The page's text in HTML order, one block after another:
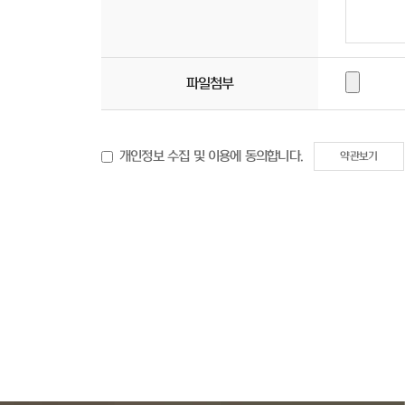
파일첨부
개인정보 수집 및 이용에 동의합니다. 약관보기